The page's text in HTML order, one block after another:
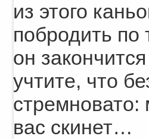
из этого
побродить по
он
учтите, что
стремновато:
вас скинет…